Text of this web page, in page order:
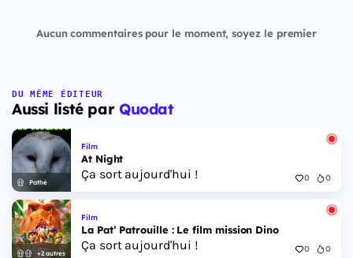
Aucun commentaires pour le moment, soyez le premier
DU MÊME ÉDITEUR
Aussi listé par Quodat
Pathé
Film
At Night
Ça sort aujourd'hui ! 0 0
+2 autres
Film
La Pat’ Patrouille : Le film mission Dino
Ça sort aujourd'hui ! 0 0